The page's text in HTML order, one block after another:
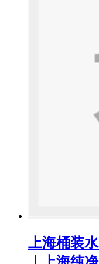
上海桶装